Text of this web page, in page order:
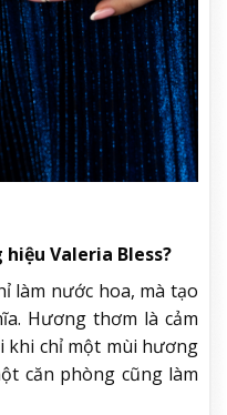
Valeria Bless?
làm nước hoa, mà tạo
Hương thơm là cảm
khi chỉ một mùi hương
căn phòng cũng làm